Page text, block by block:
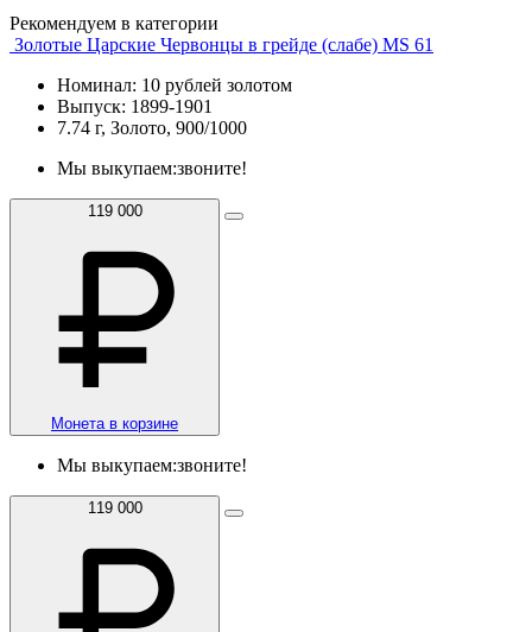
Рекомендуем в категории
Золотые Царские Червонцы в грейде (слабе) MS 61
Номинал: 10 рублей золотом
Выпуск: 1899-1901
7.74 г, Золото, 900/1000
Мы выкупаем:звоните!
119 000
Монета в корзине
Мы выкупаем:звоните!
119 000